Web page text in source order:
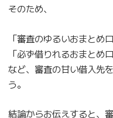
そのため、
「審査のゆるいおまとめ
「必ず借りれるおまとめ
など、審査の甘い借入先
う。
結論からお伝えすると、